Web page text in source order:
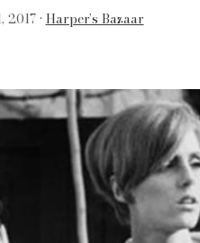
• Harper’s Bazaar